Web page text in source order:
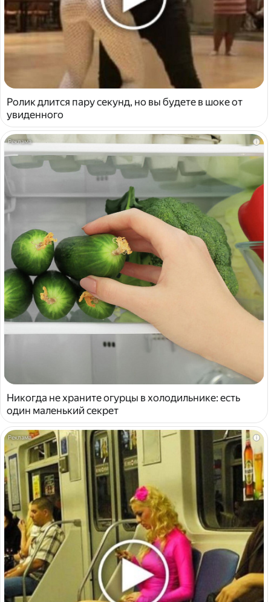
Ролик длится пару секунд, но вы будете в шоке от
увиденного
i
Никогда не храните огурцы в холодильнике: есть
один маленький секрет
i